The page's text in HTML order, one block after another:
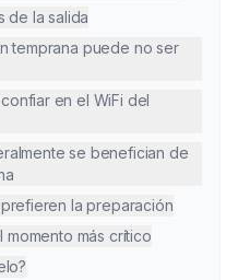
de la salida
temprana puede no ser
en el WiFi del
se benefician de
la preparación
más crítico